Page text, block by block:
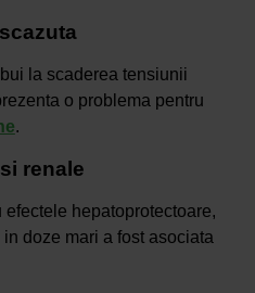
la scaderea tensiunii
o problema pentru
.
renale
hepatoprotectoare,
doze mari a fost asociata